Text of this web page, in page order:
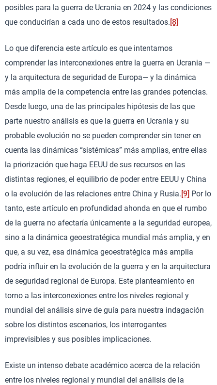
posibles para la guerra de Ucrania en 2024 y las condiciones
que conducirían a cada uno de estos resultados. [8]
Lo que diferencia este artículo es que intentamos
comprender las interconexiones entre la guerra en Ucrania —
y la arquitectura de seguridad de Europa— y la dinámica
más amplia de la competencia entre las grandes potencias.
Desde luego, una de las principales hipótesis de las que
parte nuestro análisis es que la guerra en Ucrania y su
probable evolución no se pueden comprender sin tener en
cuenta las dinámicas “sistémicas” más amplias, entre ellas
la priorización que haga EEUU de sus recursos en las
distintas regiones, el equilibrio de poder entre EEUU y China
o la evolución de las relaciones entre China y Rusia. [9] Por lo
tanto, este artículo en profundidad ahonda en que el rumbo
de la guerra no afectaría únicamente a la seguridad europea,
sino a la dinámica geoestratégica mundial más amplia, y en
que, a su vez, esa dinámica geoestratégica más amplia
podría influir en la evolución de la guerra y en la arquitectura
de seguridad regional de Europa. Este planteamiento en
torno a las interconexiones entre los niveles regional y
mundial del análisis sirve de guía para nuestra indagación
sobre los distintos escenarios, los interrogantes
imprevisibles y sus posibles implicaciones.
Existe un intenso debate académico acerca de la relación
entre los niveles regional y mundial del análisis de la